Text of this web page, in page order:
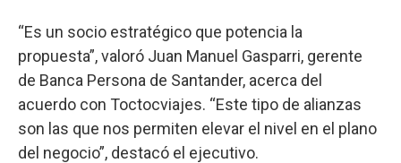
“Es un socio estratégico que potencia la
propuesta”, valoró Juan Manuel Gasparri, gerente
de Banca Persona de Santander, acerca del
acuerdo con Toctocviajes. “Este tipo de alianzas
son las que nos permiten elevar el nivel en el plano
del negocio”, destacó el ejecutivo.